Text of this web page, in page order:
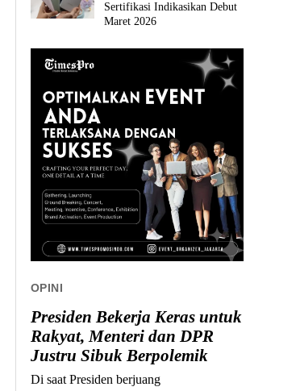
Sertifikasi Indikasikan Debut
Maret 2026
OPINI
Presiden Bekerja Keras untuk
Rakyat, Menteri dan DPR
Justru Sibuk Berpolemik
Di saat Presiden berjuang